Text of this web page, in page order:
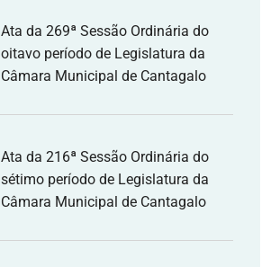
Ata da 269ª Sessão Ordinária do
oitavo período de Legislatura da
Câmara Municipal de Cantagalo
Ata da 216ª Sessão Ordinária do
sétimo período de Legislatura da
Câmara Municipal de Cantagalo